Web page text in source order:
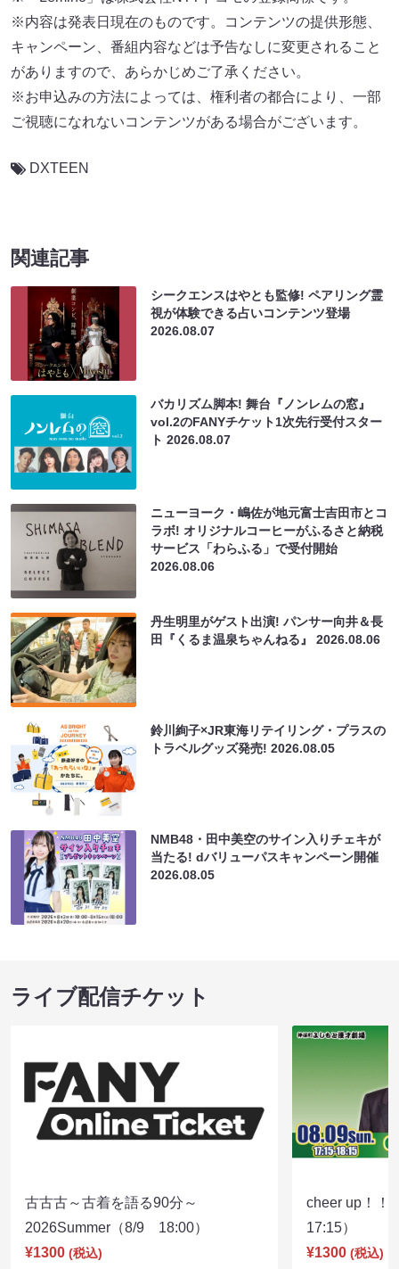
※内容は発表日現在のものです。コンテンツの提供形態、
キャンペーン、番組内容などは予告なしに変更されること
がありますので、あらかじめご了承ください。
※お申込みの方法によっては、権利者の都合により、一部
ご視聴になれないコンテンツがある場合がございます。
DXTEEN
関連記事
シークエンスはやとも監修! ペアリング霊
視が体験できる占いコンテンツ登場
2026.08.07
バカリズム脚本! 舞台『ノンレムの窓』
vol.2のFANYチケット1次先行受付スター
ト2026.08.07
ニューヨーク・嶋佐が地元富士吉田市とコ
ラボ! オリジナルコーヒーがふるさと納税
サービス「わらふる」で受付開始
2026.08.06
丹生明里がゲスト出演! パンサー向井＆長
田『くるま温泉ちゃんねる』2026.08.06
鈴川絢子×JR東海リテイリング・プラスの
トラベルグッズ発売!2026.08.05
NMB48・田中美空のサイン入りチェキが
当たる! dバリューパスキャンペーン開催
2026.08.05
ライブ配信チケット
古古古～古着を語る90分～
2026Summer（8/9 18:00）
¥1300 (税込)
cheer up！
17:15）
¥1300 (税込)